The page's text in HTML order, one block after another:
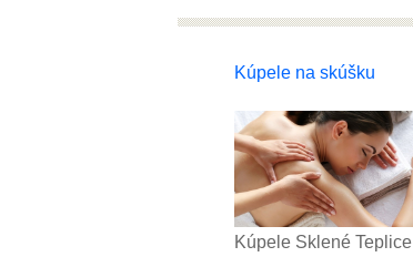
Kúpele na skúšku
Kúpele Sklené Teplice